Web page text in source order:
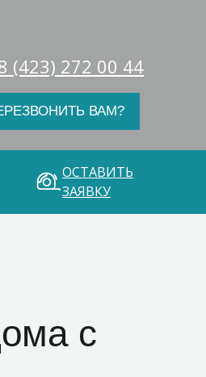
(423) 272 00 44
ВАМ?
ОСТАВИТЬ
ЗАЯВКУ
с